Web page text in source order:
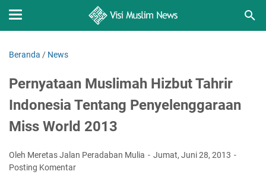
Beranda / News
Pernyataan Muslimah Hizbut Tahrir
Indonesia Tentang Penyelenggaraan
Miss World 2013
Oleh Meretas Jalan Peradaban Mulia
Jumat, Juni 28, 2013
Posting Komentar